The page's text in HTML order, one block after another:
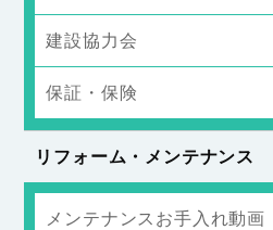
建設協力会
保証・保険
リフォーム・メンテナンス
メンテナンスお手入れ動画